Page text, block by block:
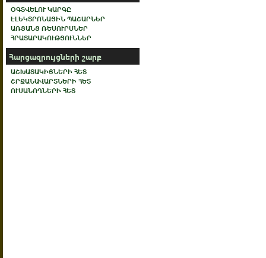
ՕԳՏՎԵԼՈՒ ԿԱՐԳԸ
ԷԼԵԿՏՐՈՆԱՅԻՆ ՊԱՇԱՐՆԵՐ
ԱՌՑԱՆՑ ՌԵՍՈՒՐՍՆԵՐ
ՀՐԱՏԱՐԱԿՈՒԹՅՈՒՆՆԵՐ
Հարցազրույցների շարք
ԱՇԽԱՏԱԿԻՑՆԵՐԻ ՀԵՏ
ՇՐՋԱՆԱՎԱՐՏՆԵՐԻ ՀԵՏ
ՈՒՍԱՆՈՂՆԵՐԻ ՀԵՏ